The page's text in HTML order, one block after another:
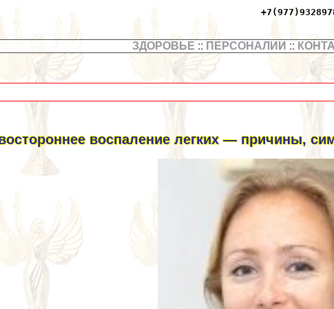
ЗДОРОВЬЕ :: ПЕРСОНАЛИИ ::
воспаление легких — причины,